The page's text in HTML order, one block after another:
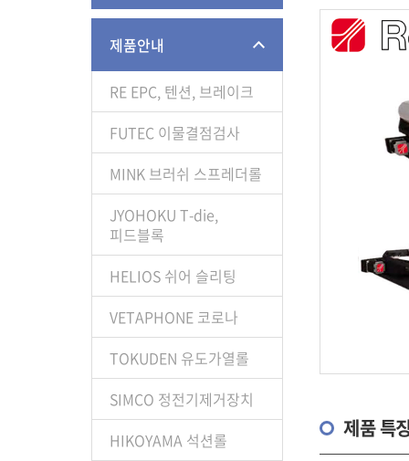
제품안내
RE EPC, 텐션, 브레이크
FUTEC 이물결점검사
MINK 브러쉬 스프레더롤
JYOHOKU T-die,
피드블록
HELIOS 쉬어 슬리팅
VETAPHONE 코로나
TOKUDEN 유도가열롤
SIMCO 정전기제거장치
HIKOYAMA 석션롤
제품 특